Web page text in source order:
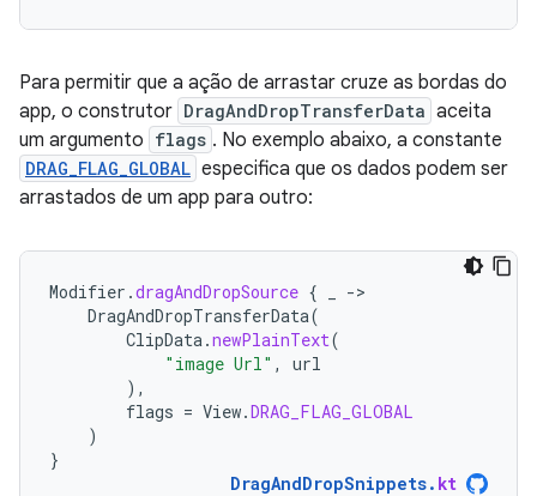
Para permitir que a ação de arrastar cruze as bordas do
app, o construtor DragAndDropTransferData aceita
um argumento flags . No exemplo abaixo, a constante
DRAG_FLAG_GLOBAL especifica que os dados podem ser
arrastados de um app para outro:
Modifier .dragAndDropSource { -
DragAndDropTransferData(
ClipData.newPlainText(
"image Url" ,
url
),
flags = View.DRAG_FLAG_GLOBAL
)
}
DragAndDropSnippets. kt